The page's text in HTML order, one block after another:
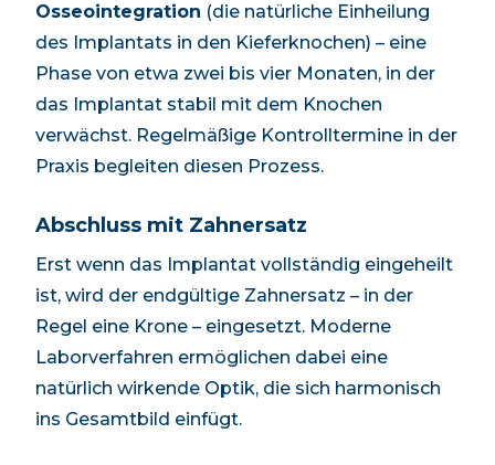
Osseointegration (die natürliche Einheilung
des Implantats in den Kieferknochen) – eine
Phase von etwa zwei bis vier Monaten, in der
das Implantat stabil mit dem Knochen
verwächst. Regelmäßige Kontrolltermine in der
Praxis begleiten diesen Prozess.
Abschluss mit Zahnersatz
Erst wenn das Implantat vollständig eingeheilt
ist, wird der endgültige Zahnersatz – in der
Regel eine Krone – eingesetzt. Moderne
Laborverfahren ermöglichen dabei eine
natürlich wirkende Optik, die sich harmonisch
ins Gesamtbild einfügt.